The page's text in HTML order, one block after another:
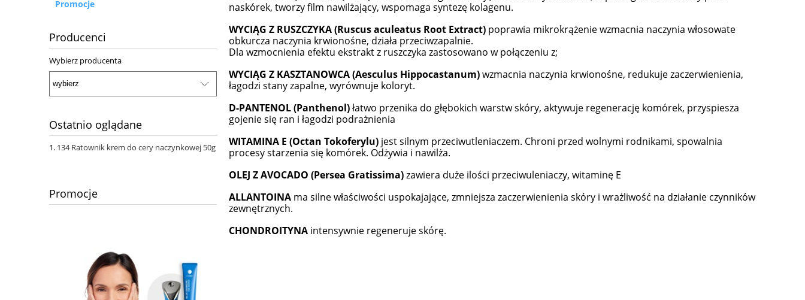
Promocje
Producenci
Wybierz producenta
Ostatnio oglądane
134 Ratownik krem do cery naczynkowej 50g
Promocje
naskórek, tworzy film nawilżający, wspomaga syntezę kolagenu.
WYCIĄG Z RUSZCZYKA (Ruscus aculeatus Root Extract) poprawia mikrokrążenie wzmacnia naczynia włosowate
obkurcza naczynia krwionośne, działa przeciwzapalnie.
Dla wzmocnienia efektu ekstrakt z ruszczyka zastosowano w połączeniu z;
WYCIĄG Z KASZTANOWCA (Aesculus Hippocastanum)wzmacnia naczynia krwionośne, redukuje zaczerwienienia,
łagodzi stany zapalne, wyrównuje koloryt.
D-PANTENOL (Panthenol)łatwo przenika do głębokich warstw skóry, aktywuje regenerację komórek, przyspiesza
gojenie się ran i łagodzi podrażnienia
WITAMINA E (Octan Tokoferylu) jest silnym przeciwutleniaczem. Chroni przed wolnymi rodnikami, spowalnia
procesy starzenia się komórek. Odżywia i nawilża.
OLEJ Z AVOCADO (Persea Gratissima)zawiera duże ilości przeciwuleniaczy, witaminę E
ALLANTOINA ma silne właściwości uspokajające, zmniejsza zaczerwienienia skóry i wrażliwość na działanie czynników
zewnętrznych.
CHONDROITYNA intensywnie regeneruje skórę.